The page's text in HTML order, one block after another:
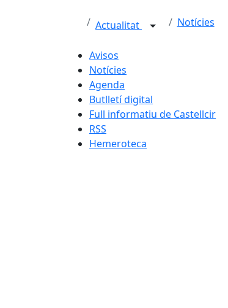
Actualitat Notícies
Avisos
Notícies
Agenda
Butlletí digital
Full informatiu de Castellcir
RSS
Hemeroteca